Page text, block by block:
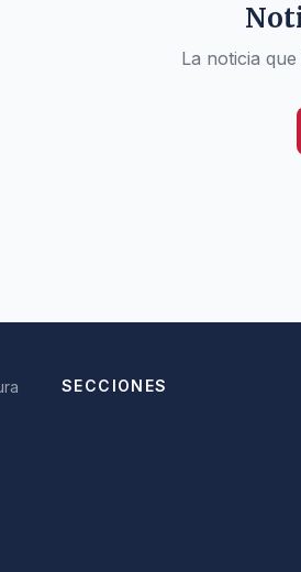
La noticia
SECCIONES